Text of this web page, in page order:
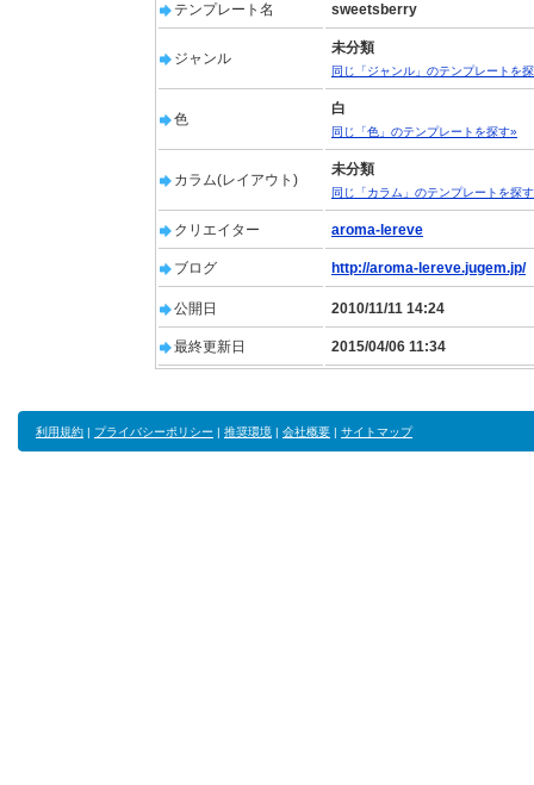
テンプレート名 sweetsberry
ジャンル
未分類
同じ「ジャンル」のテンプレートを
色
白
同じ「色」のテンプレートを探す»
カラム(レイアウト)
未分類
同じ「カラム」のテンプレートを探
クリエイター aroma-lereve
ブログ http://aroma-lereve.jugem.jp/
公開日 2010/11/11 14:24
最終更新日 2015/04/06 11:34
利用規約 | プライバシーポリシー | 推奨環境 | 会社概要 | サイトマップ